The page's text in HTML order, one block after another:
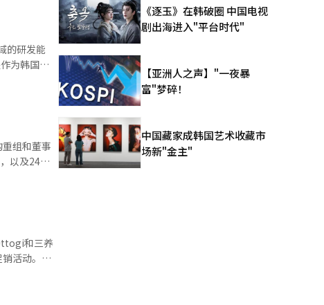
业绩增长
饮，广泛
次的“韩式
多种“混搭
自消费
着火
系列产品
养食品所
出口额从
元，并于
，并在
。 然
化策略。
更契合当
的研发能
的销售与供
组和董事
以及24日
和新世界
承方面，
董事，大象
司名称更
团管理体
发行股份
和三养
活动。由
推出
《逐玉》在韩破圈 中国电视
剧出海进入"平台时代"
【亚洲人之声】"一夜暴
富"梦碎！
中国藏家成韩国艺术收藏市
场新"金主"